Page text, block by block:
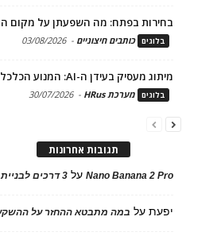
בחירות בפתח: מה השפעתן על מקום
בלוגים כותבים חיצוניים -
03/08/2026
מיתוג מעסיק בעידן ה-AI: המנוע הכלכלי של גיוס ושימור טלנטים
בלוגים מערכת HRus -
30/07/2026
תגובות אחרונות
Nano Banana 2 Proעל 3 דרכים לבניית ביטחון עצמי של עובדים
יפעתעל במה מתבטא ההחזר על